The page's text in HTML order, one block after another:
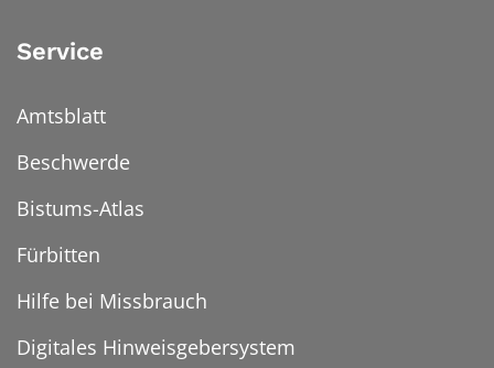
Service
Amtsblatt
Beschwerde
Bistums-Atlas
Fürbitten
Hilfe bei Missbrauch
Digitales Hinweisgebersystem